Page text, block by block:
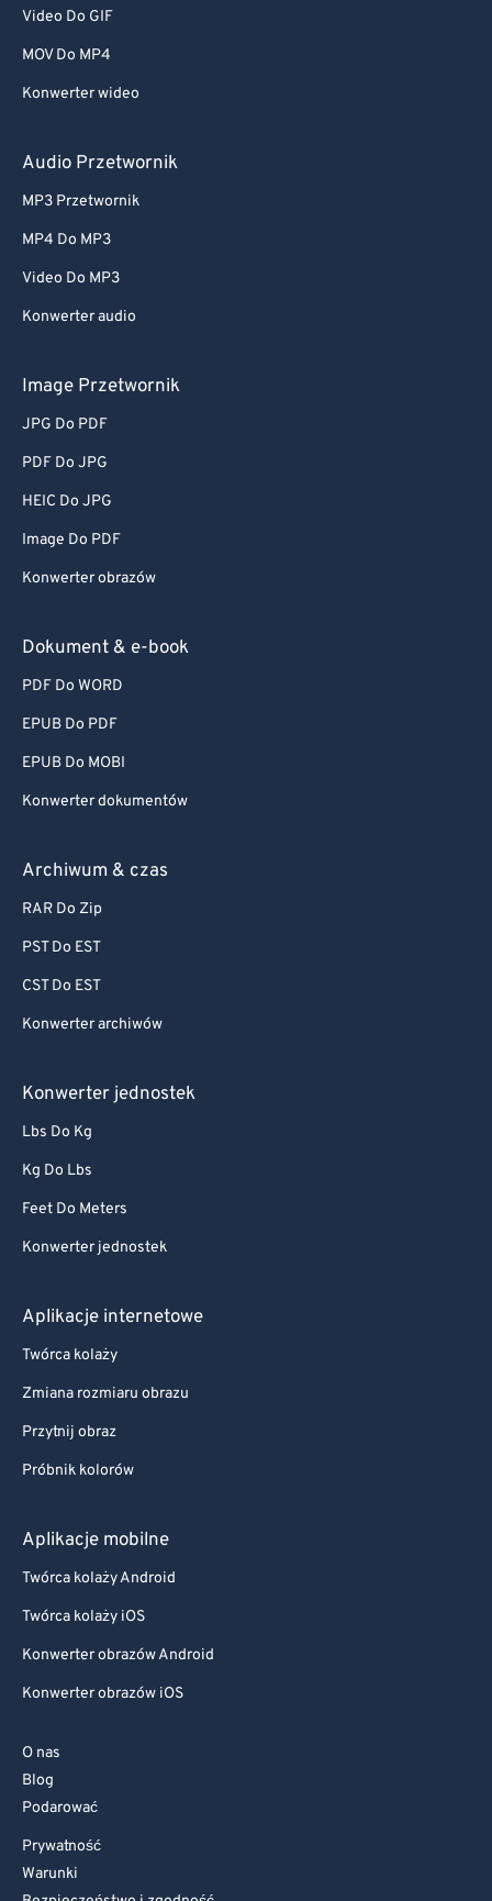
Video Do GIF
MOV Do MP4
Konwerter wideo
Audio Przetwornik
MP3 Przetwornik
MP4 Do MP3
Video Do MP3
Konwerter audio
Image Przetwornik
JPG Do PDF
PDF Do JPG
HEIC Do JPG
Image Do PDF
Konwerter obrazów
Dokument & e-book
PDF Do WORD
EPUB Do PDF
EPUB Do MOBI
Konwerter dokumentów
Archiwum & czas
RAR Do Zip
PST Do EST
CST Do EST
Konwerter archiwów
Konwerter jednostek
Lbs Do Kg
Kg Do Lbs
Feet Do Meters
Konwerter jednostek
Aplikacje internetowe
Twórca kolaży
Zmiana rozmiaru obrazu
Przytnij obraz
Próbnik kolorów
Aplikacje mobilne
Twórca kolaży Android
Twórca kolaży iOS
Konwerter obrazów Android
Konwerter obrazów iOS
O nas
Blog
Podarować
Prywatność
Warunki